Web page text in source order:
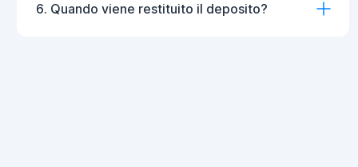
6. Quando viene restituito il deposito?